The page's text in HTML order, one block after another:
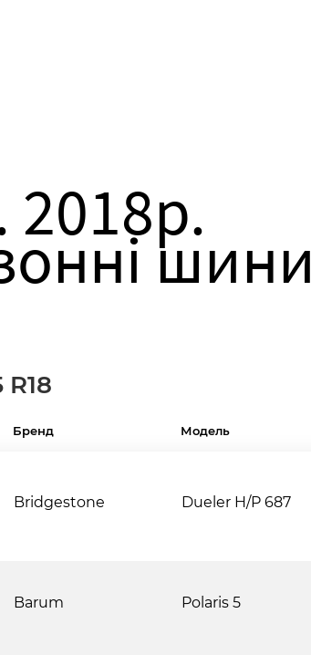
2018р.
шини
R18
Бренд Модель
Bridgestone Dueler H/P 687
Barum Polaris 5